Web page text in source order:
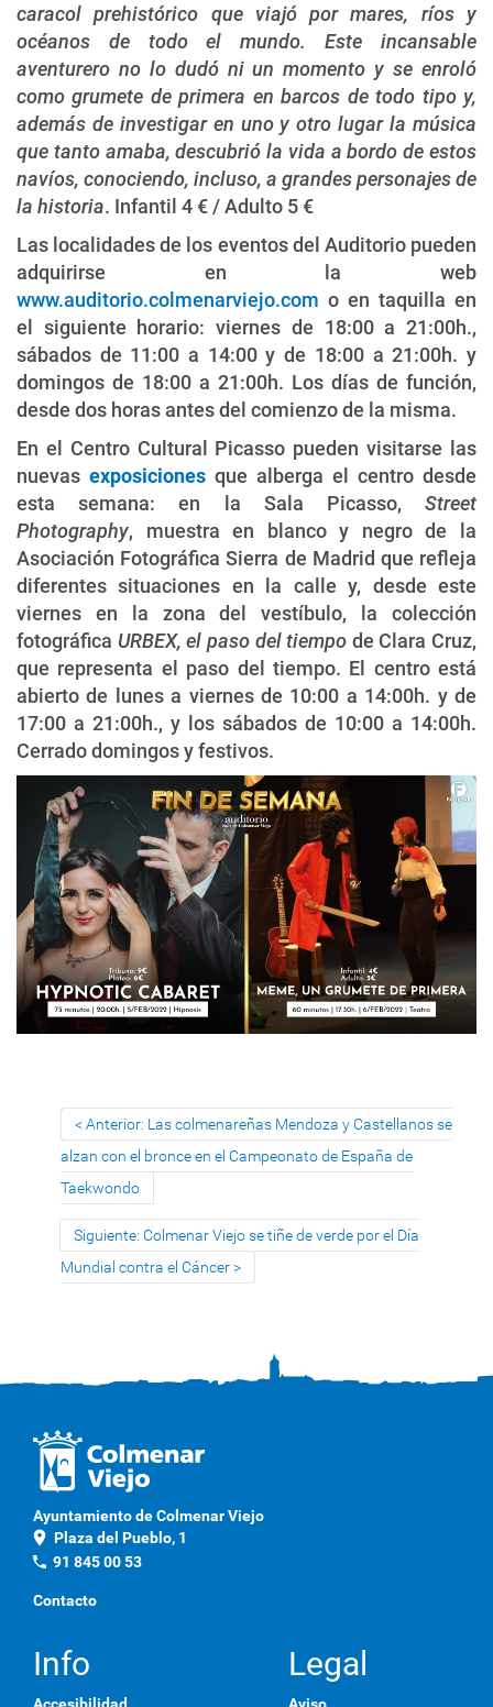
caracol prehistórico que viajó por mares, ríos y
océanos de todo el mundo. Este incansable
aventurero no lo dudó ni un momento y se enroló
como grumete de primera en barcos de todo tipo y,
además de investigar en uno y otro lugar la música
que tanto amaba, descubrió la vida a bordo de estos
navíos, conociendo, incluso, a grandes personajes de
la historia. Infantil 4 € / Adulto 5 €
Las localidades de los eventos del Auditorio pueden
adquirirse en la web
www.auditorio.colmenarviejo.com o en taquilla en
el siguiente horario: viernes de 18:00 a 21:00h.,
sábados de 11:00 a 14:00 y de 18:00 a 21:00h. y
domingos de 18:00 a 21:00h. Los días de función,
desde dos horas antes del comienzo de la misma.
En el Centro Cultural Picasso pueden visitarse las
nuevas exposiciones que alberga el centro desde
esta semana: en la Sala Picasso, Street
Photography, muestra en blanco y negro de la
Asociación Fotográfica Sierra de Madrid que refleja
diferentes situaciones en la calle y, desde este
viernes en la zona del vestíbulo, la colección
fotográfica URBEX, el paso del tiempo de Clara Cruz,
que representa el paso del tiempo. El centro está
abierto de lunes a viernes de 10:00 a 14:00h. y de
17:00 a 21:00h., y los sábados de 10:00 a 14:00h.
Cerrado domingos y festivos.
Anterior: Las colmenareñas Mendoza y Castellanos se
alzan con el bronce en el Campeonato de España de
Taekwondo
Siguiente: Colmenar Viejo se tiñe de verde por el Día
Mundial contra el Cáncer
Ayuntamiento de Colmenar Viejo
location_on Plaza del Pueblo, 1
phone 91 845 00 53
Contacto
Info Legal